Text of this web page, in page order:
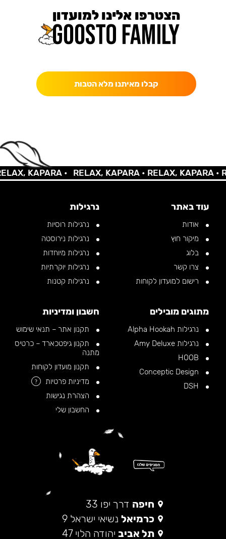
הצטרפו אלינו למועדון
קבלו מאיתנו מלא הטבות
KAPARA • RELAX, KAPARA •RELAX, KAPARA •
עוד באתר
אודות
מיקור חוץ
בלוג
צרו קשר
רישום למועדון לקוחות
נרגילות
נרגילות רוסיות
נרגילות נירוסטה
נרגילות מיוחדות
נרגילות יוקרתיות
נרגילות קטנות
מתוגים מובילים
נרגילות Alpha Hookah
נרגילות Amy Deluxe
חשבון ומדיניות
תקנון אתר – תנאי שימוש
תקנון גיפטכארד – כרטיס
מתנה
תקנון מועדון לקוחות
מדיניות פרטיות
?
הצהרת נגישות
החשבון שלי
חיפה דרך יפו 33
כרמיאל נשיאי ישראל 9
תל אביב יהודה הלוי 47